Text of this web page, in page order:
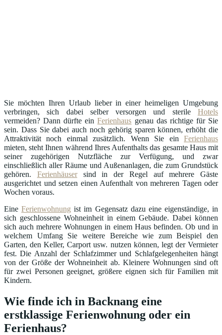
Sie möchten Ihren Urlaub lieber in einer heimeligen Umgebung
verbringen, sich dabei selber versorgen und sterile Hotels
vermeiden? Dann dürfte einFerienhaus genau das richtige für Sie
sein. Dass Sie dabei auch noch gehörig sparen können, erhöht die
Attraktivität noch einmal zusätzlich. Wenn Sie ein Ferienhaus
mieten, steht Ihnen während Ihres Aufenthalts das gesamte Haus mit
seiner zugehörigen Nutzfläche zur Verfügung, und zwar
einschließlich aller Räume und Außenanlagen, die zum Grundstück
gehören. Ferienhäusersind in der Regel auf mehrere Gäste
ausgerichtet und setzen einen Aufenthalt von mehreren Tagen oder
Wochen voraus.
EineFerienwohnung ist im Gegensatz dazu eine eigenständige, in
sich geschlossene Wohneinheit in einem Gebäude. Dabei können
sich auch mehrere Wohnungen in einem Haus befinden. Ob und in
welchem Umfang Sie weitere Bereiche wie zum Beispiel den
Garten, den Keller, Carport usw. nutzen können, legt der Vermieter
fest. Die Anzahl der Schlafzimmer und Schlafgelegenheiten hängt
von der Größe der Wohneinheit ab. Kleinere Wohnungen sind oft
für zwei Personen geeignet, größere eignen sich für Familien mit
Kindern.
Wie finde ich in Backnang eine
erstklassige Ferienwohnung oder ein
Ferienhaus?